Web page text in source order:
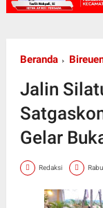
Beranda
Jalin
Gelar
Redaksi